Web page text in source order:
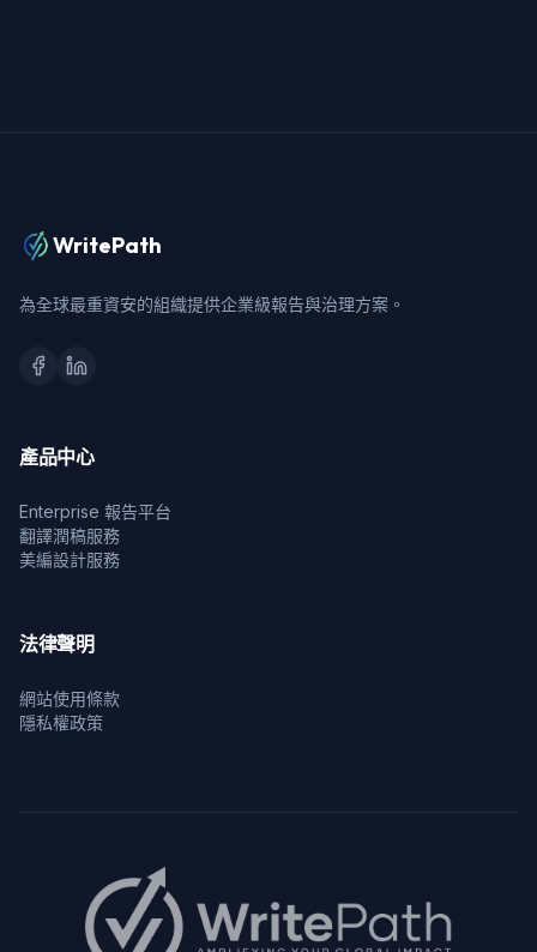
WritePath
為全球最重資安的組織提供企業級報告與治理方案。
產品中心
Enterprise 報告平台
翻譯潤稿服務
美編設計服務
法律聲明
網站使用條款
隱私權政策